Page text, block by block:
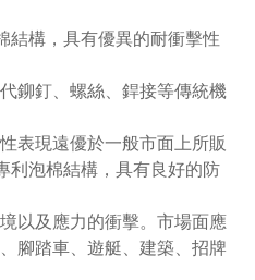
構，具有優異的耐衝擊性
鉚釘、螺絲、銲接等傳統機
現遠優於一般市面上所販
泡棉結構，具有良好的防
以及應力的衝擊。市場面應
腳踏車、遊艇、建築、招牌